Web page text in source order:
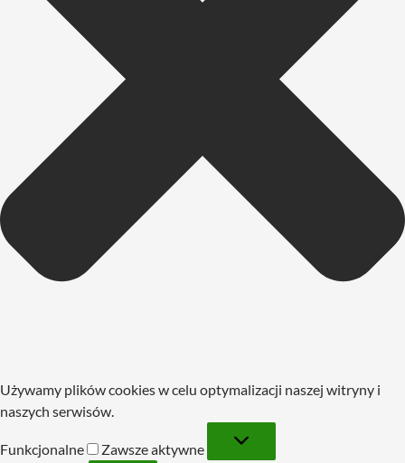
Używamy plików cookies w celu optymalizacji naszej witryny i
naszych serwisów.
Funkcjonalne
Zawsze aktywne